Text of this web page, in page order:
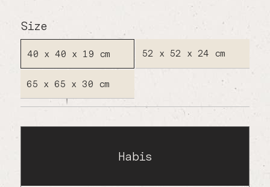
Size
40 x 40 x 19 cm 52 x 52 x 24 cm
65 x 65 x 30 cm
Habis